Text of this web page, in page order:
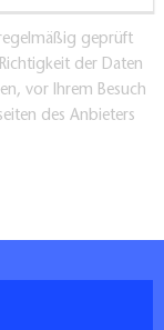
geprüft
der Daten
vor Ihrem Besuch
des Anbieters